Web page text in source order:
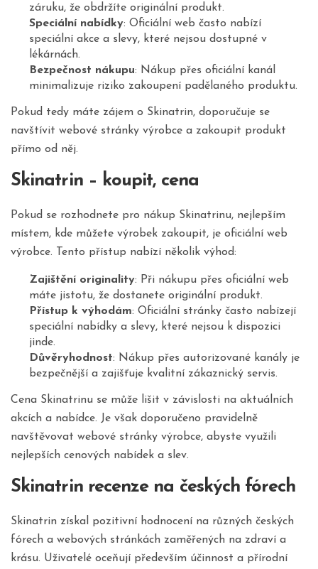
záruku, že obdržíte originální produkt.
Speciální nabídky: Oficiální web často nabízí
speciální akce a slevy, které nejsou dostupné v
lékárnách.
Bezpečnost nákupu: Nákup přes oficiální kanál
minimalizuje riziko zakoupení padělaného produktu.
Pokud tedy máte zájem o Skinatrin, doporučuje se
navštívit webové stránky výrobce a zakoupit produkt
přímo od něj.
Skinatrin – koupit, cena
Pokud se rozhodnete pro nákup Skinatrinu, nejlepším
místem, kde můžete výrobek zakoupit, je oficiální web
výrobce. Tento přístup nabízí několik výhod:
Zajištění originality: Při nákupu přes oficiální web
máte jistotu, že dostanete originální produkt.
Přístup k výhodám: Oficiální stránky často nabízejí
speciální nabídky a slevy, které nejsou k dispozici
jinde.
Důvěryhodnost: Nákup přes autorizované kanály je
bezpečnější a zajišťuje kvalitní zákaznický servis.
Cena Skinatrinu se může lišit v závislosti na aktuálních
akcích a nabídce. Je však doporučeno pravidelně
navštěvovat webové stránky výrobce, abyste využili
nejlepších cenových nabídek a slev.
Skinatrin recenze na českých fórech
Skinatrin získal pozitivní hodnocení na různých českých
fórech a webových stránkách zaměřených na zdraví a
krásu. Uživatelé oceňují především účinnost a přírodní